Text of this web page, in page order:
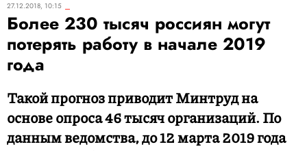
27.12.2018, 10:15
Более 230 тысяч россиян могут
потерять работу в начале 2019
года
Такой прогноз приводит Минтруд на
основе опроса 46 тысяч организаций. По
данным ведомства, до 12 марта 2019 года